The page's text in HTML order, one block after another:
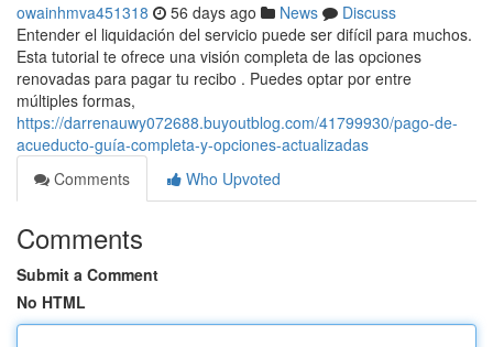
owainhmva451318 56 days ago News
Discuss
Entender el liquidación del servicio puede ser difícil para muchos.
Esta tutorial te ofrece una visión completa de las opciones
renovadas para pagar tu recibo . Puedes optar por entre
múltiples formas,
https://darrenauwy072688.buyoutblog.com/41799930/pago-de-
acueducto-guía-completa-y-opciones-actualizadas
Comments
Who Upvoted
Comments
Submit a Comment
No HTML